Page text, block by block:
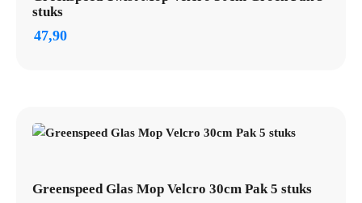
stuks
47,90
Greenspeed Glas Mop Velcro 30cm Pak 5 stuks